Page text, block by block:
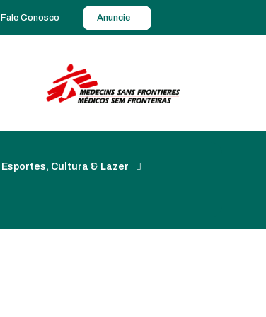
Fale Conosco Anuncie
Esportes, Cultura & Lazer